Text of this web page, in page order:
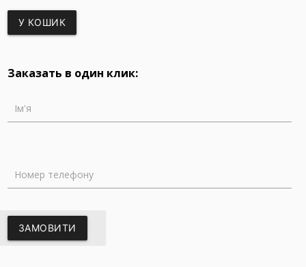
У КОШИК
Заказать в один клик:
Ім'я
Номер телефону
ЗАМОВИТИ